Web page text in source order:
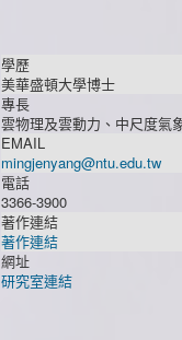
學歷
美華盛頓大學博士
專長
雲物理及雲動力、中尺度氣
EMAIL
mingjenyang@ntu.edu.tw
電話
3366-3900
著作連結
著作連結
網址
研究室連結